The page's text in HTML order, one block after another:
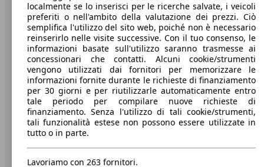
dr3 1.5 106cv
78 KW
(106 PS)
Ø
l/
78 KW
Ø
A proposito di AutoScout24
Stampa
Media
Condizioni generali
Informazioni
Privacy
Dichiarazione di Accessibilità
Servizi
localmente se lo inserisci per le ricerche salvate, i veicoli
preferiti o nell'ambito della valutazione dei prezzi. Ciò
semplifica l'utilizzo del sito web, poiché non è necessario
reinserirlo nelle visite successive. Con il tuo consenso, le
informazioni basate sull'utilizzo saranno trasmesse ai
concessionari che contatti. Alcuni cookie/strumenti
vengono utilizzati dai fornitori per memorizzare le
informazioni fornite durante le richieste di finanziamento
per 30 giorni e per riutilizzarle automaticamente entro
tale periodo per compilare nuove richieste di
finanziamento. Senza l'utilizzo di tali cookie/strumenti,
tali funzionalità estese non possono essere utilizzate in
tutto o in parte.
Lavoriamo con 263 fornitori.